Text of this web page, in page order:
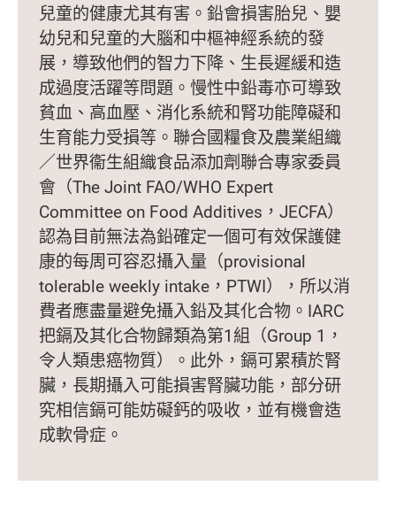
兒童的健康尤其有害。鉛會損害胎兒、嬰
幼兒和兒童的大腦和中樞神經系統的發
展，導致他們的智力下降、生長遲緩和造
成過度活躍等問題。慢性中鉛毒亦可導致
貧血、高血壓、消化系統和腎功能障礙和
生育能力受損等。聯合國糧食及農業組織
／世界衞生組織食品添加劑聯合專家委員
會（The Joint FAO/WHO Expert
Committee on Food Additives，JECFA）
認為目前無法為鉛確定一個可有效保護健
康的每周可容忍攝入量（provisional
tolerable weekly intake，PTWI），所以消
費者應盡量避免攝入鉛及其化合物。IARC
把鎘及其化合物歸類為第1組（Group 1，
令人類患癌物質）。此外，鎘可累積於腎
臟，長期攝入可能損害腎臟功能，部分研
究相信鎘可能妨礙鈣的吸收，並有機會造
成軟骨症。